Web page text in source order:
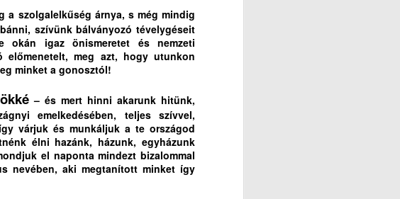
a szolgalelkűség árnya, s még mindig
szívünk bálványozó tévelygéseit
okán igaz önismeretet és nemzeti
meg azt, hogy utunkon
minket a gonosztól!
– és mert hinni akarunk hitünk,
emelkedésében, teljes szívvel,
várjuk és munkáljuk a te országod
élni hazánk, házunk, egyházunk
el naponta mindezt bizalommal
nevében, aki megtanított minket így
Fejedelem
is, mint
az Ige és